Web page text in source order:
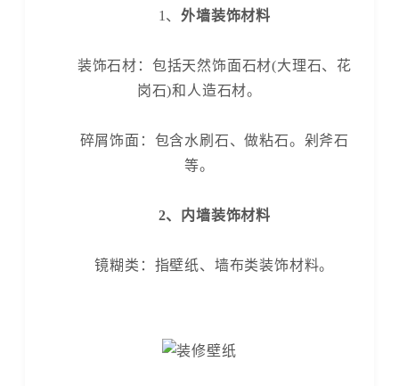
1、外墙装饰材料
装饰石材：包括天然饰面石材(大理石、花
岗石)和人造石材。
碎屑饰面：包含水刷石、做粘石。剁斧石
等。
2、内墙装饰材料
镜糊类：指壁纸、墙布类装饰材料。